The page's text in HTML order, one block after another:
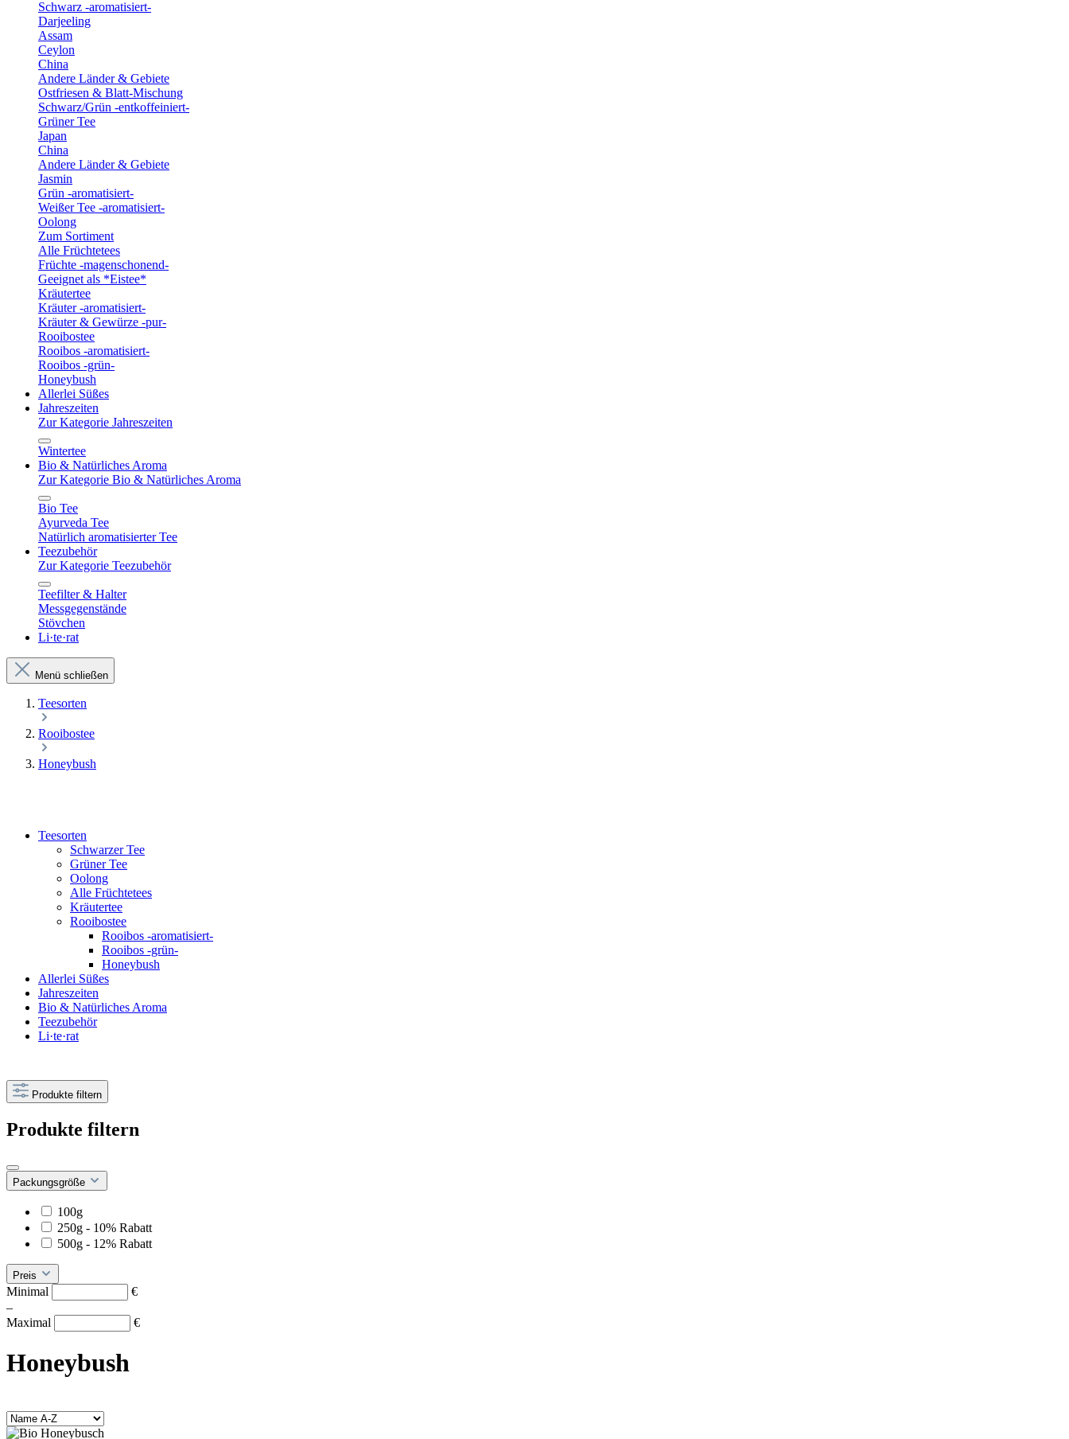
Schwarz -aromatisiert-
Darjeeling
Assam
Ceylon
China
Andere Länder & Gebiete
Ostfriesen & Blatt-Mischung
Schwarz/Grün -entkoffeiniert-
Grüner Tee
Japan
China
Andere Länder & Gebiete
Jasmin
Grün -aromatisiert-
Weißer Tee -aromatisiert-
Oolong
Zum Sortiment
Alle Früchtetees
Früchte -magenschonend-
Geeignet als *Eistee*
Kräutertee
Kräuter -aromatisiert-
Kräuter & Gewürze -pur-
Rooibostee
Rooibos -aromatisiert-
Rooibos -grün-
Honeybush
Allerlei Süßes
Jahreszeiten
Zur Kategorie Jahreszeiten
Wintertee
Bio & Natürliches Aroma
Zur Kategorie Bio & Natürliches Aroma
Bio Tee
Ayurveda Tee
Natürlich aromatisierter Tee
Teezubehör
Zur Kategorie Teezubehör
Teefilter & Halter
Messgegenstände
Stövchen
Li·te·rat
Menü schließen
Teesorten
Rooibostee
Honeybush
Teesorten
Schwarzer Tee
Grüner Tee
Oolong
Alle Früchtetees
Kräutertee
Rooibostee
Rooibos -aromatisiert-
Rooibos -grün-
Honeybush
Allerlei Süßes
Jahreszeiten
Bio & Natürliches Aroma
Teezubehör
Li·te·rat
Produkte filtern
Produkte filtern
Packungsgröße
100g
250g - 10% Rabatt
500g - 12% Rabatt
Preis
Minimal
€
–
Maximal
€
Honeybush